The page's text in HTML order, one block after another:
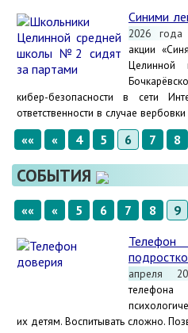
Синими
2026 года
акции
кибер-безопасности в сети
ответственности в случае
«« « 4 5 6 7 8
СОБЫТИЯ
«« « 5 6 7 8 9
апреля
их детям. Воспитывать сложно.